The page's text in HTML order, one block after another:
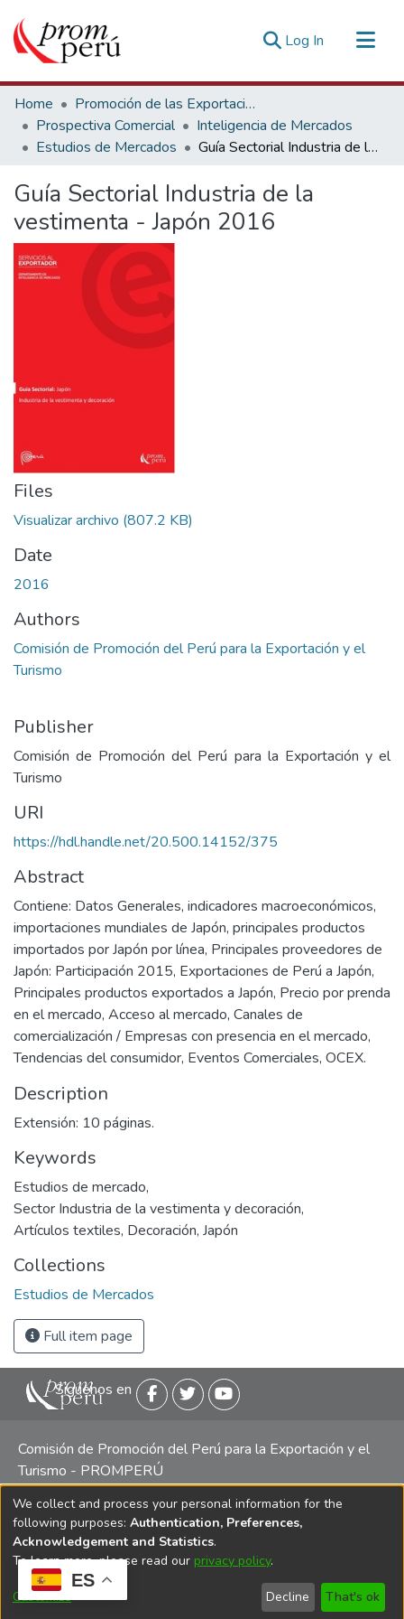
ES
Log In (current)
Communities & Collections
All of DSpace
Statistics
Estadísticas Externas
Home
Promoción de las Exportaciones
Prospectiva Comercial
Inteligencia de Mercados
Estudios de Mercados
Guía Sectorial Industria de la vestimenta - Japón 2016
Guía Sectorial Industria de la
vestimenta - Japón 2016
Files
Visualizar archivo (807.2 KB)
Date
2016
Authors
Comisión de Promoción del Perú para la Exportación y el
Turismo
Publisher
Comisión de Promoción del Perú para la Exportación y el
Turismo
URI
https://hdl.handle.net/20.500.14152/375
Abstract
Contiene: Datos Generales, indicadores macroeconómicos,
importaciones mundiales de Japón, principales productos
importados por Japón por línea, Principales proveedores de
Japón: Participación 2015, Exportaciones de Perú a Japón,
Principales productos exportados a Japón, Precio por prenda
en el mercado, Acceso al mercado, Canales de
comercialización / Empresas con presencia en el mercado,
Tendencias del consumidor, Eventos Comerciales, OCEX.
Description
Extensión: 10 páginas.
Keywords
Estudios de mercado,
Sector Industria de la vestimenta y decoración,
Artículos textiles, Decoración, Japón
Collections
Estudios de Mercados
Full item page
Siguenos en
Comisión de Promoción del Perú para la Exportación y el
Turismo - PROMPERÚ
Central telefónica: (511) 616 7300 / 616 7400 Calle Uno
Oeste 50, Edificio Mincetur, Pisos 13 y 14, San Isidro -
Lima
Copyright 2025 PROMPERÚ
We collect and process your personal information for the
following purposes: Authentication, Preferences,
Acknowledgement and Statistics.
To learn more, please read our privacy policy.
Customize Decline That's ok